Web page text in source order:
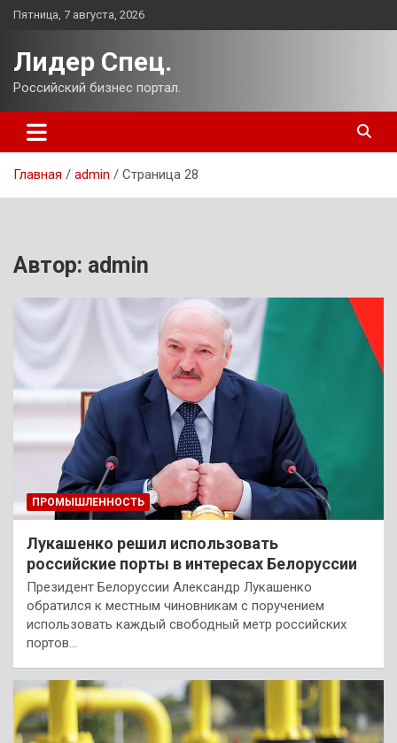
Перейти
Пятница, 7 августа, 2026
Лидер Спец.
Российский бизнес портал.
Главная admin Страница 28
Автор: admin
ПРОМЫШЛЕННОСТЬ
Лукашенко решил использовать
российские порты в интересах Белоруссии
Президент Белоруссии Александр Лукашенко
обратился к местным чиновникам с поручением
использовать каждый свободный метр российских
портов…